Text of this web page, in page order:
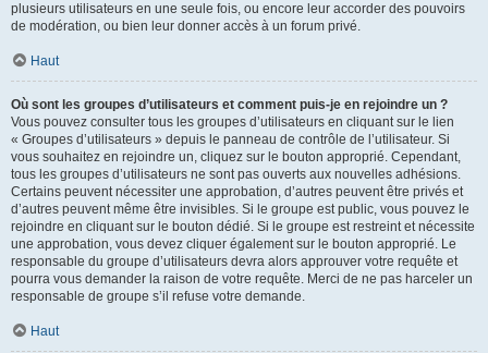
plusieurs utilisateurs en une seule fois, ou encore leur accorder des pouvoirs
de modération, ou bien leur donner accès à un forum privé.
Haut
Où sont les groupes d’utilisateurs et comment puis-je en rejoindre un ?
Vous pouvez consulter tous les groupes d’utilisateurs en cliquant sur le lien
« Groupes d’utilisateurs » depuis le panneau de contrôle de l’utilisateur. Si
vous souhaitez en rejoindre un, cliquez sur le bouton approprié. Cependant,
tous les groupes d’utilisateurs ne sont pas ouverts aux nouvelles adhésions.
Certains peuvent nécessiter une approbation, d’autres peuvent être privés et
d’autres peuvent même être invisibles. Si le groupe est public, vous pouvez le
rejoindre en cliquant sur le bouton dédié. Si le groupe est restreint et nécessite
une approbation, vous devez cliquer également sur le bouton approprié. Le
responsable du groupe d’utilisateurs devra alors approuver votre requête et
pourra vous demander la raison de votre requête. Merci de ne pas harceler un
responsable de groupe s’il refuse votre demande.
Haut